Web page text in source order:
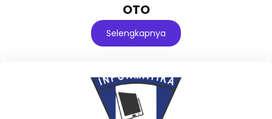
OTO
Selengkapnya